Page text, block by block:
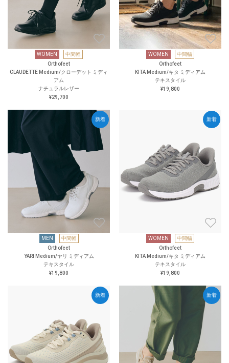
WOMEN
中間幅
Orthofeet
CLAUDETTE Medium/クローデット ミディ
アム
ナチュラルレザー
¥29,700
WOMEN
中間幅
Orthofeet
KITA Medium/キタ ミディアム
テキスタイル
¥19,800
新着
MEN
中間幅
Orthofeet
YARI Medium/ヤリ ミディアム
テキスタイル
¥19,800
新着
WOMEN
中間幅
Orthofeet
KITA Medium/キタ ミディアム
テキスタイル
¥19,800
新着 新着